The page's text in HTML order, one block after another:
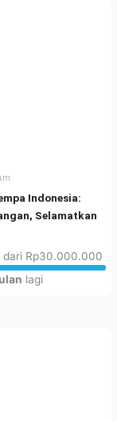
Indonesia:
Selamatkan
dari Rp30.000.000
lagi